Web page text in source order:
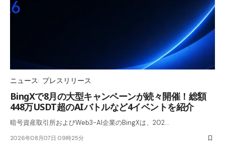
ニュース プレスリリース
BingXで8月の大型キャンペーンが続々開催！総額
448万USDT超のAIバトルなど4イベントを紹介
暗号資産取引所およびWeb3-AI企業のBingXは、202…
2026年08月07日 09時25分